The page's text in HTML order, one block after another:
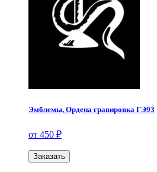
Эмблемы, Ордена гравировка ГЭ93
от 450 ₽
Заказать